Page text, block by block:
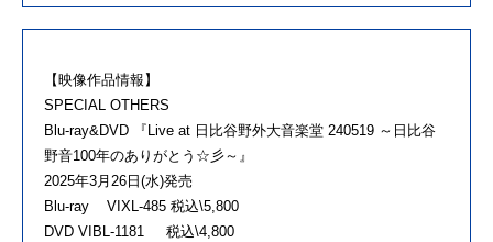
【映像作品情報】
SPECIAL OTHERS
Blu-ray&DVD 『Live at 日比谷野外大音楽堂 240519 ～日比谷
野音100年のありがとう☆彡～』
2025年3月26日(水)発売
Blu-ray VIXL-485 税込\5,800
DVD VIBL-1181 税込\4,800